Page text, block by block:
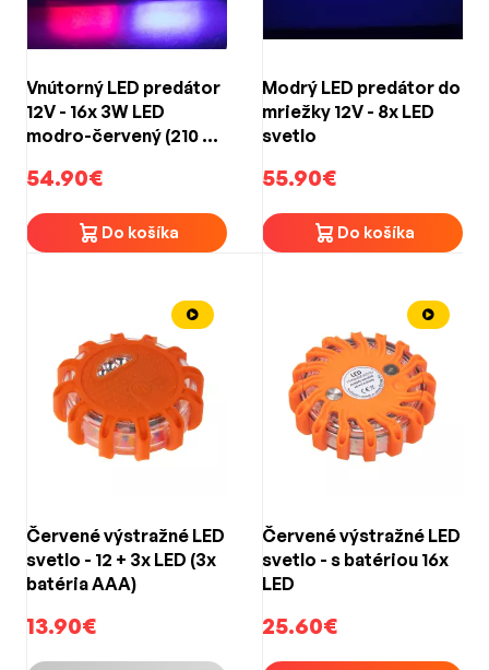
Vnútorný LED predátor
12V - 16x 3W LED
modro-červený (210 x
54.90€
Do košíka
Modrý LED predátor do
mriežky 12V - 8x LED
svetlo
55.90€
Do košíka
Červené výstražné LED
svetlo - 12 + 3x LED (3x
batéria AAA)
13.90€
Červené výstražné LED
svetlo - s batériou 16x
LED
25.60€